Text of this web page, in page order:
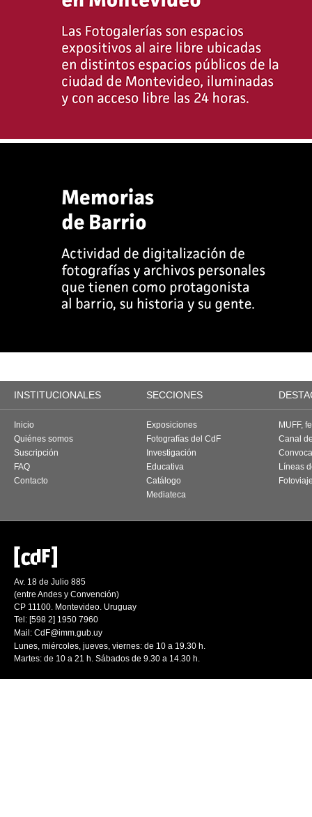
INSTITUCIONALES SECCIONES
Inicio
Quiénes somos
Suscripción
FAQ
Contacto
Exposiciones
Fotografías del CdF
Investigación
Educativa
Catálogo
Mediateca
MUFF,
Canal
Líneas
Av. 18 de Julio 885
(entre Andes y Convención)
CP 11100. Montevideo. Uruguay
Tel: [598 2] 1950 7960
Mail: CdF@imm.gub.uy
Lunes, miércoles, jueves, viernes: de 10 a 19.30 h.
Martes: de 10 a 21 h. Sábados de 9.30 a 14.30 h.